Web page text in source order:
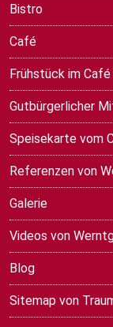
Bistro
Café
Frühstück im
Gutbürgerlicher
Speisekarte vom
Referenzen von
Galerie
Videos von
Blog
Sitemap von